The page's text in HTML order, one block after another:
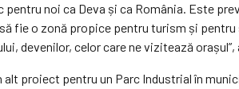
noi ca Deva și ca România. Este
fie o zonă propice pentru turism și
devenilor, celor care ne vizitează
proiect pentru un Parc Industrial în